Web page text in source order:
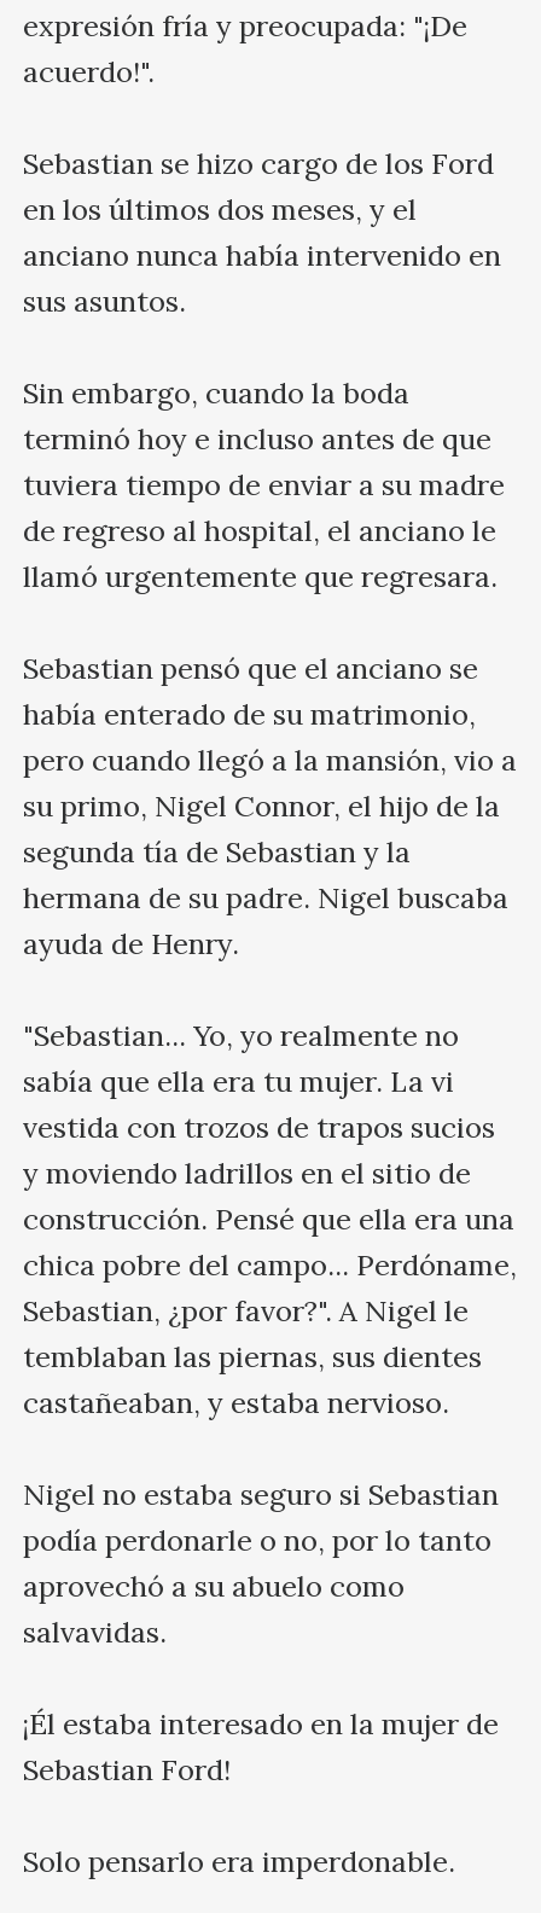
expresión fría y preocupada: "¡De
acuerdo!".
Sebastian se hizo cargo de los Ford
en los últimos dos meses, y el
anciano nunca había intervenido en
sus asuntos.
Sin embargo, cuando la boda
terminó hoy e incluso antes de que
tuviera tiempo de enviar a su madre
de regreso al hospital, el anciano le
llamó urgentemente que regresara.
Sebastian pensó que el anciano se
había enterado de su matrimonio,
pero cuando llegó a la mansión, vio a
su primo, Nigel Connor, el hijo de la
segunda tía de Sebastian y la
hermana de su padre. Nigel buscaba
ayuda de Henry.
"Sebastian... Yo, yo realmente no
sabía que ella era tu mujer. La vi
vestida con trozos de trapos sucios
y moviendo ladrillos en el sitio de
construcción. Pensé que ella era una
chica pobre del campo... Perdóname,
Sebastian, ¿por favor?". A Nigel le
temblaban las piernas, sus dientes
castañeaban, y estaba nervioso.
Nigel no estaba seguro si Sebastian
podía perdonarle o no, por lo tanto
aprovechó a su abuelo como
salvavidas.
¡Él estaba interesado en la mujer de
Sebastian Ford!
Solo pensarlo era imperdonable.